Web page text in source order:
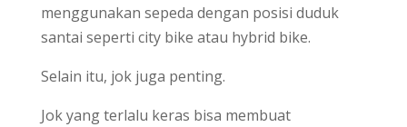
menggunakan sepeda dengan posisi duduk
santai seperti city bike atau hybrid bike.
Selain itu, jok juga penting.
Jok yang terlalu keras bisa membuat